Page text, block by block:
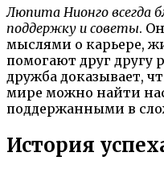
Люпита Нионго всегда
поддержку и советы.
мыслями о карьере,
помогают друг другу
дружба доказывает,
мире можно найти
поддержанными в
История